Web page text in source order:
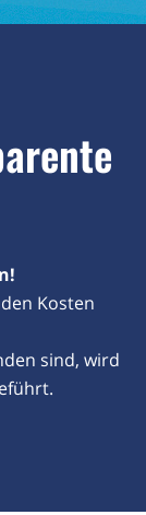
Kosten
sind, wird